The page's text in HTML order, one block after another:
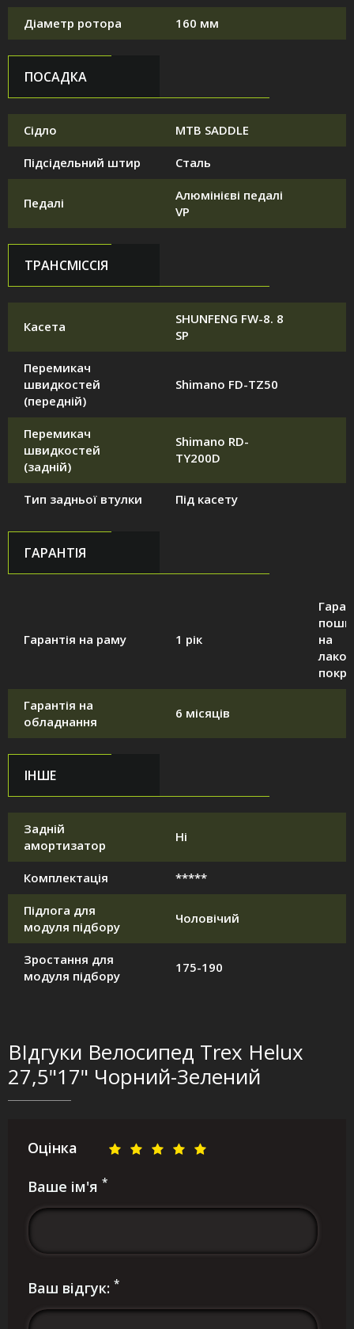
Діаметр ротора 160 мм
ПОСАДКА
Сідло MTB SADDLE
Підсідельний штир Сталь
Педалі
Алюмінієві педалі
VP
ТРАНСМІССІЯ
Касета
SHUNFENG FW-8. 8
SP
Перемикач
швидкостей
(передній)
Shimano FD-TZ50
Перемикач
швидкостей
(задній)
Shimano RD-
TY200D
Тип задньої втулки Під касету
ГАРАНТІЯ
Гарантія на раму 1 рік
на
Гарантія на
обладнання
6 місяців
ІНШЕ
Задній
амортизатор
Ні
Комплектація *****
Підлога для
модуля підбору
Чоловічий
Зростання для
модуля підбору
175-190
ВІдгуки Велосипед Trex Helux
27,5"17" Чорний-Зелений
Оцінка
Ваше ім'я *
Ваш відгук: *